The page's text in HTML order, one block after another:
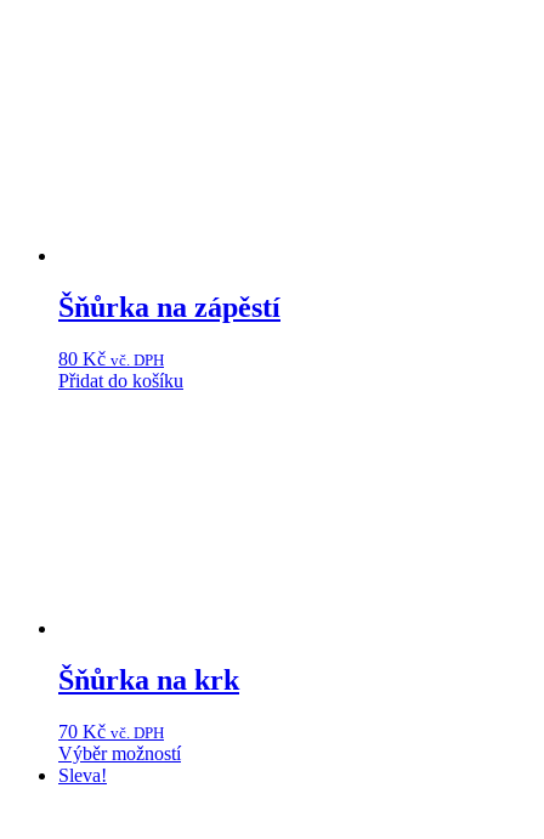
Šňůrka na zápěstí
80 Kč vč. DPH
Přidat do košíku
Šňůrka na krk
70 Kč vč. DPH
Výběr možností
Tento
Sleva!